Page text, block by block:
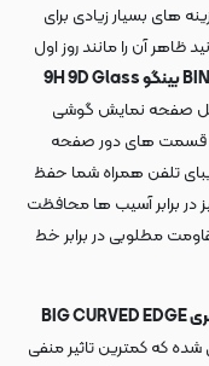
های بسیار زیادی برای
آن را مانند روز اول
محافظ های صفحه نمایش شیشه ای BINGO بینگو 9H 9D Glass
صفحه نمایش گوشی
قسمت های دور صفحه
تلفن همراه شما حفظ
در برابر آسیب ها محافظت
مطلوبی در برابر خط
گلس شیشه ای BINGO بینگو 9H 9D Glass سری BIG CURVED EDGE
که کمترین تاثیر منفی